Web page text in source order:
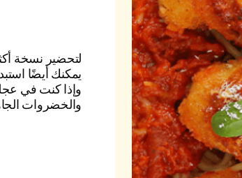
لتحضير نسخة
يمكنك أيضًا
وإذا كنت في
والخضروات